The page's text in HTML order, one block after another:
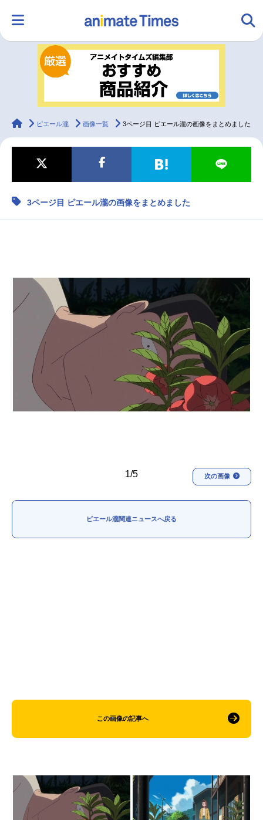
ランキング アニメ
ラジオ
マンガ・ラノベ ゲーム・アプリ 音楽 コスプレ
配信・Vtuber トレンド
アニメ映画一覧
今期アニメ曜日別一覧
春アニメ 夏アニメ
秋アニメ 冬アニメ
男性声優/女性声優一覧
FOLLOW US
animateTimes
ピエール瀧 画像一覧 3ページ目 ピエール瀧の画像をまとめました
3ページ目 ピエール瀧の画像をまとめました
1/5 次の画像
ピエール瀧関連ニュースへ戻る
この画像の記事へ